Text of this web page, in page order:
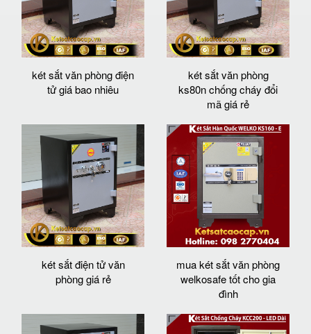
két sắt văn phòng điện
tử giá bao nhiêu
két sắt văn phòng
ks80n chống cháy đổi
mã giá rẻ
két sắt điện tử văn
phòng giá rẻ
mua két sắt văn phòng
welkosafe tốt cho gia
đình